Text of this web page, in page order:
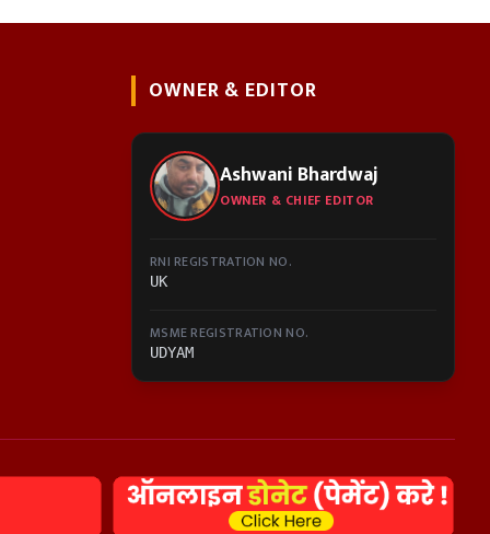
OWNER & EDITOR
Ashwani Bhardwaj
OWNER & CHIEF EDITOR
RNI REGISTRATION NO.
UK
MSME REGISTRATION NO.
UDYAM